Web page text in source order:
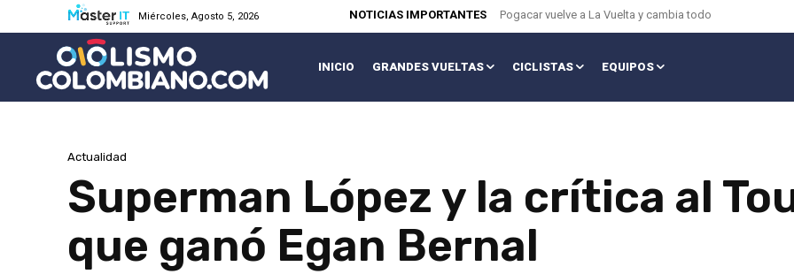
Miércoles, Agosto 5, 2026 NOTICIAS IMPORTANTES Pogacar vuelve a La Vuelta y cambia todo
INICIO GRANDES VUELTAS CICLISTAS EQUIPOS
Actualidad
Superman López y la crítica al
que ganó Egan Bernal